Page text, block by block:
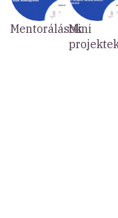
Mentorálások
Mini